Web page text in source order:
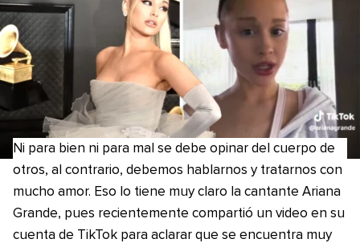
Ni para bien ni para mal se debe opinar del cuerpo de
otros, al contrario, debemos hablarnos y tratarnos con
mucho amor. Eso lo tiene muy claro la cantante Ariana
Grande, pues recientemente compartió un video en su
cuenta de TikTok para aclarar que se encuentra muy